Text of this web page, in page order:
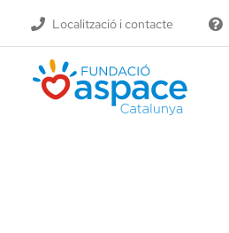
Localització i contacte